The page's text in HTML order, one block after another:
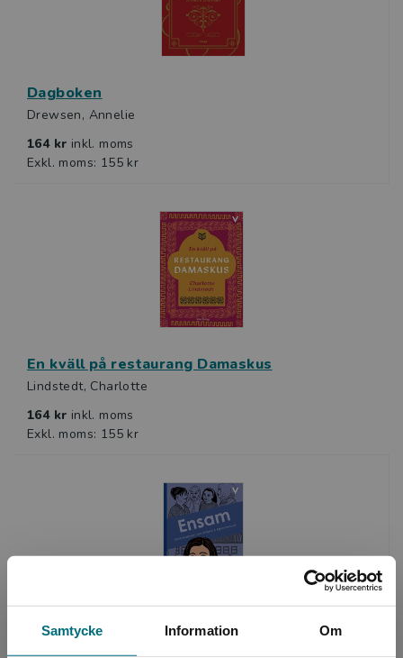
Samtycke Information Om
Dagboken
Drewsen, Annelie
164 kr inkl. moms
Exkl. moms: 155 kr
En kväll på restaurang Damaskus
Lindstedt, Charlotte
164 kr inkl. moms
Exkl. moms: 155 kr
Ensam